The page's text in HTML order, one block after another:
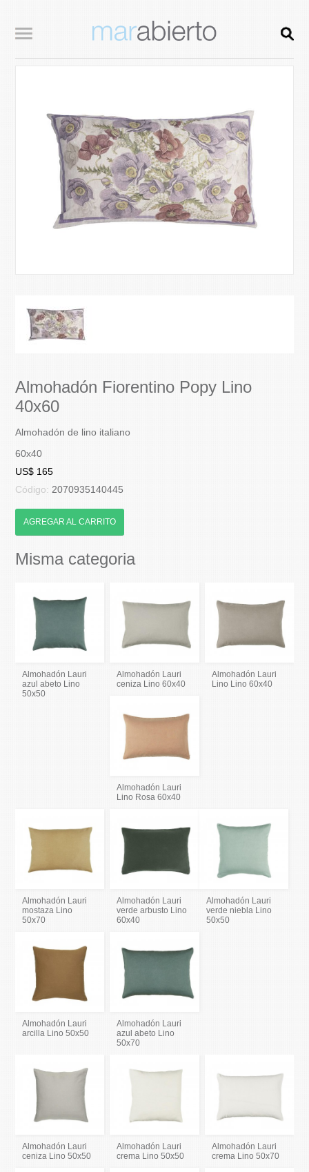
Almohadón Fiorentino Popy Lino
40x60
Almohadón de lino italiano
60x40
US$ 165
Código: 2070935140445
AGREGAR AL CARRITO
Misma categoria
Almohadón Lauri
azul abeto Lino
50x50
Almohadón Lauri
ceniza Lino 60x40
Almohadón Lauri
Lino Lino 60x40
Almohadón Lauri
Lino Rosa 60x40
Almohadón Lauri
mostaza Lino
50x70
Almohadón Lauri
verde arbusto Lino
60x40
Almohadón Lauri
verde niebla Lino
50x50
Almohadón Lauri
arcilla Lino 50x50
Almohadón Lauri
azul abeto Lino
50x70
Almohadón Lauri
ceniza Lino 50x50
Almohadón Lauri
crema Lino 50x50
Almohadón Lauri
crema Lino 50x70